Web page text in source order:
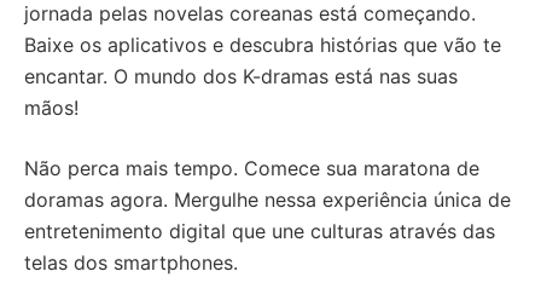
jornada pelas novelas coreanas está começando.
Baixe os aplicativos e descubra histórias que vão te
encantar. O mundo dos K-dramas está nas suas
mãos!
Não perca mais tempo. Comece sua maratona de
doramas agora. Mergulhe nessa experiência única de
entretenimento digital que une culturas através das
telas dos smartphones.